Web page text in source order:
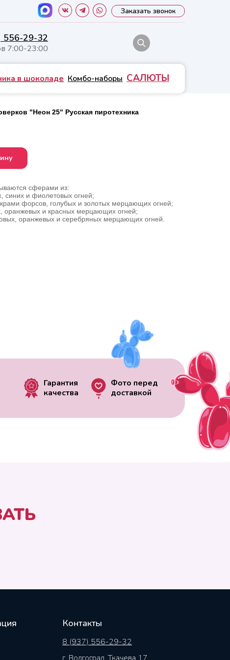
556-29-32
7:00-23:00
Заказать звонок
в шоколаде Комбо-наборы САЛЮТЫ
"Неон 25" Русская пиротехника
сферами из:
синих и фиолетовых огней;
форсов, голубых и золотых мерцающих огней;
оранжевых и красных мерцающих огней;
оранжевых и серебряных мерцающих огней.
Гарантия
качества
Фото перед
доставкой
Контакты
8 (937) 556-29-32